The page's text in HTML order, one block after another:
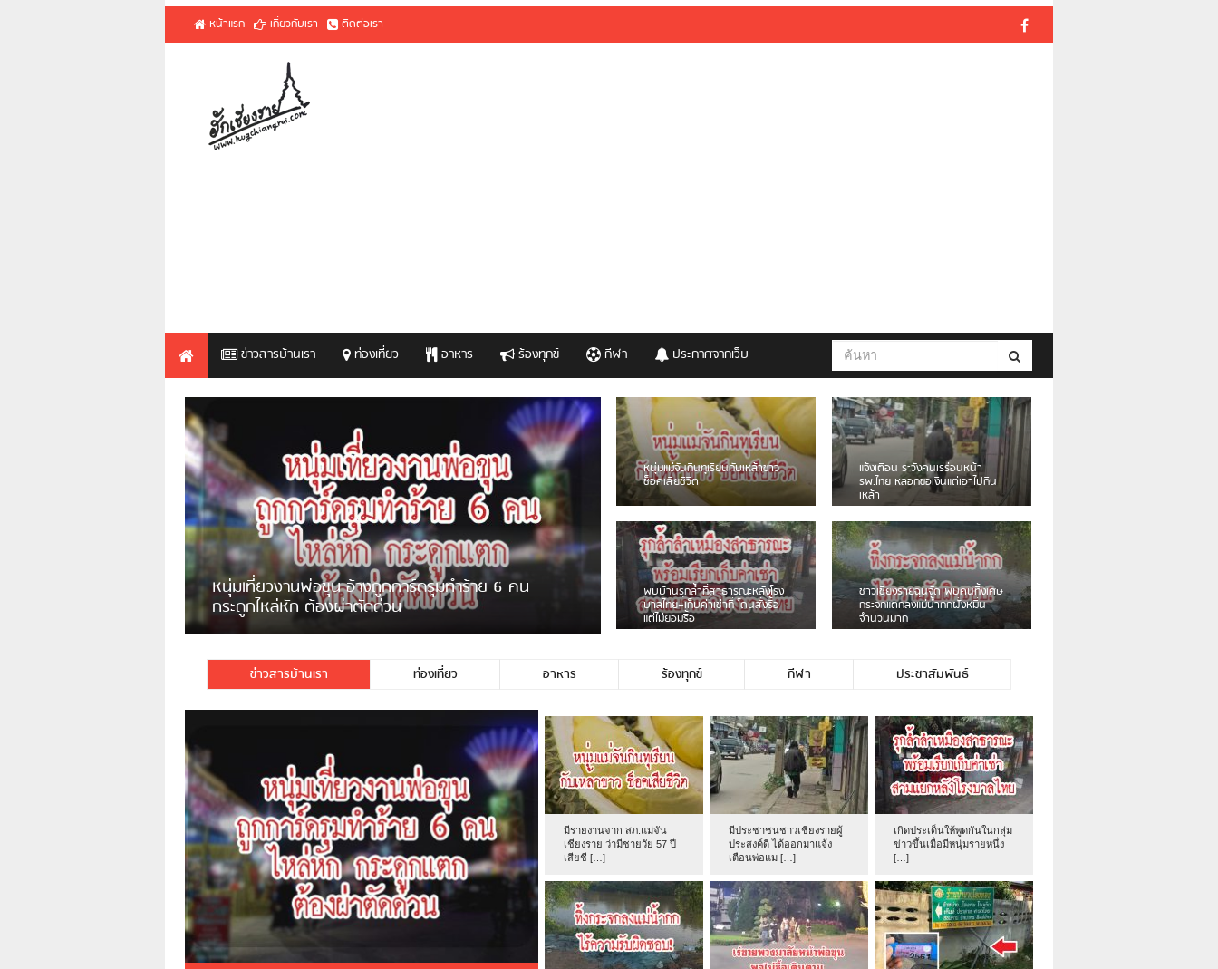
หน้าแรก เกี่ยวกับเรา ติดต่อเรา
ข่าวสารบ้านเรา ท่องเที่ยว อาหาร ร้องทุกข์ กีฬา ประกาศจากเว็บ
ชาวเน็ตสวดยับ! พบพม่าเร่ขายพวงมาลัยหน้าพ่อขุนฯ
พอไม่ซื้อเดินตาม
มีชาวเน็ตรายหนึ่งซึ่งแจ้งว่าตนเองไม่ใช่ประชาชนชาวเชียงร […]
ชาวเน็ตฮา! รถเครื่องแม่สายชน
ป้ายร้านโลงศพแล้วหนี พบเสาหัก
เบรคหัก หวิดได้ใช้บริการ
เดือนร้อน! ชาวเชียงรายบ่นรถ
Isuzu สีขาวซิ่งบายพาสเสียงดัง
สร้างความรำคาญ
หนุ่มเจียงฮายจ่ม พบถังน้ำดื่มตก
กลางถนน รถเครื่องหลบไม่ทันล้ม
บาดเจ็บ
ชาวผาลั้ง โวย ไร้หน่วยงานดูแล
ดินสไลด์ ต้องจัดการกันเอง
ข่าวสารบ้านเรา ท่องเที่ยว อาหาร ร้องทุกข์ กีฬา ประชาสัมพันธ์
มีรายงานจาก สภ.แม่จัน
เชียงราย ว่ามีชายวัย 57 ปี
เสียชี […]
มีประชาชนชาวเชียงรายผู้
ประสงค์ดี ได้ออกมาแจ้ง
เตือนพ่อแม […]
เกิดประเด็นให้พูดกันในกลุ่ม
ข่าวขึ้นเมื่อมีหนุ่มรายหนึ่ง
[…]